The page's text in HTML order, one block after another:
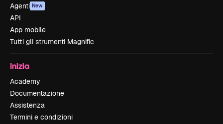
Agenti New
API
App mobile
Tutti gli strumenti Magnific
Inizia
Academy
Documentazione
Assistenza
Termini e condizioni